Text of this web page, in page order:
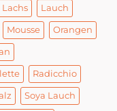
Lachs Lauch
Mousse Orangen
Radicchio
Soya Lauch